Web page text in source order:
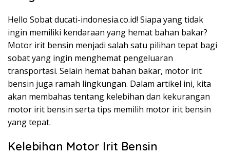
Hello Sobat ducati-indonesia.co.id! Siapa yang tidak
ingin memiliki kendaraan yang hemat bahan bakar?
Motor irit bensin menjadi salah satu pilihan tepat bagi
sobat yang ingin menghemat pengeluaran
transportasi. Selain hemat bahan bakar, motor irit
bensin juga ramah lingkungan. Dalam artikel ini, kita
akan membahas tentang kelebihan dan kekurangan
motor irit bensin serta tips memilih motor irit bensin
yang tepat.
Kelebihan Motor Irit Bensin